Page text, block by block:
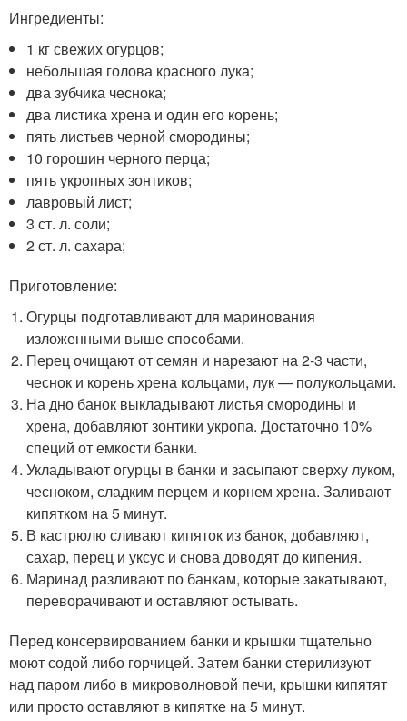
Ингредиенты:
1 кг свежих огурцов;
небольшая голова красного лука;
два зубчика чеснока;
два листика хрена и один его корень;
пять листьев черной смородины;
10 горошин черного перца;
пять укропных зонтиков;
лавровый лист;
3 ст. л. соли;
2 ст. л. сахара;
Приготовление:
Огурцы подготавливают для маринования
изложенными выше способами.
Перец очищают от семян и нарезают на 2-3 части,
чеснок и корень хрена кольцами, лук — полукольцами.
На дно банок выкладывают листья смородины и
хрена, добавляют зонтики укропа. Достаточно 10%
специй от емкости банки.
Укладывают огурцы в банки и засыпают сверху луком,
чесноком, сладким перцем и корнем хрена. Заливают
кипятком на 5 минут.
В кастрюлю сливают кипяток из банок, добавляют,
сахар, перец и уксус и снова доводят до кипения.
Маринад разливают по банкам, которые закатывают,
переворачивают и оставляют остывать.
Перед консервированием банки и крышки тщательно
моют содой либо горчицей. Затем банки стерилизуют
над паром либо в микроволновой печи, крышки кипятят
или просто оставляют в кипятке на 5 минут.